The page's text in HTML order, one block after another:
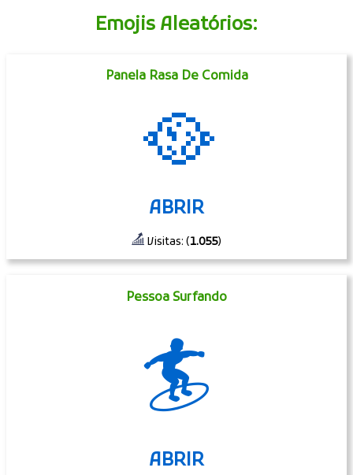
Emojis Aleatórios:
Panela Rasa De Comida
🥘
ABRIR
Visitas: (1.055)
Pessoa Surfando
🏄
ABRIR